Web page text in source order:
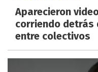
Aparecieron
corriendo detrás
entre colectivos